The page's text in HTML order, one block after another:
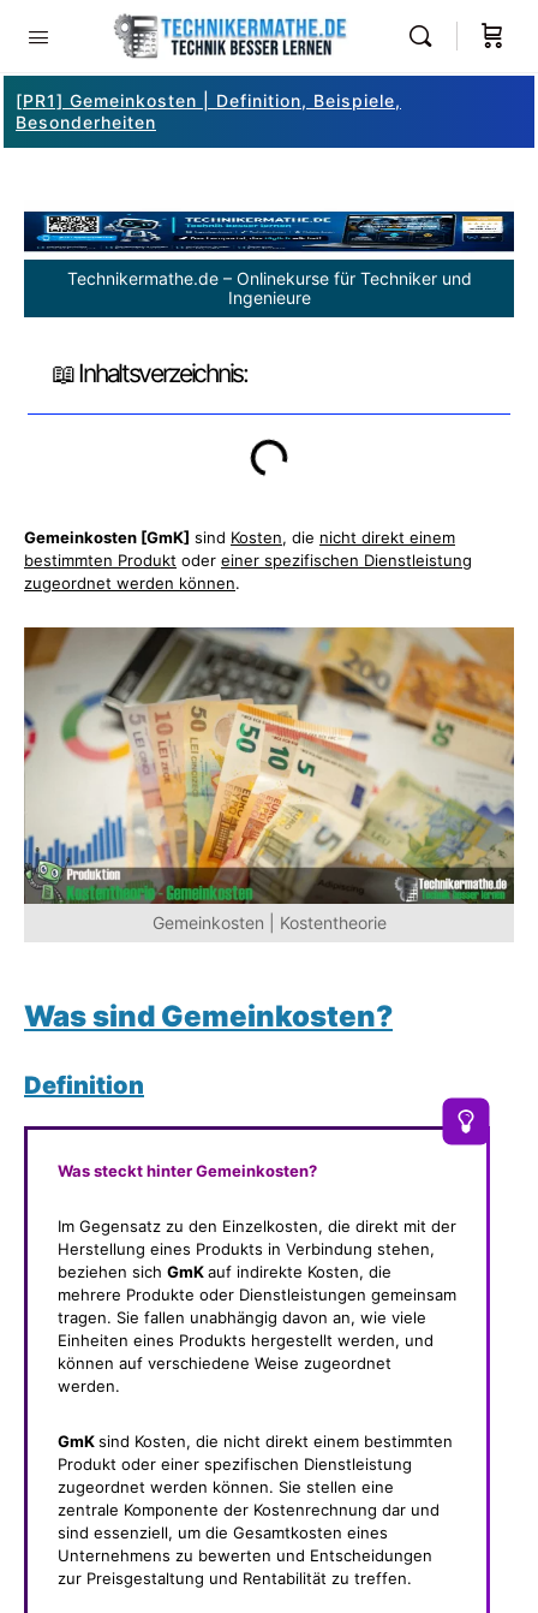
[PR1] Gemeinkosten | Definition, Beispiele,
Besonderheiten
Technikermathe.de – Onlinekurse für Techniker und
Ingenieure
📖 Inhaltsverzeichnis:
Gemeinkosten [GmK] sind Kosten, die nicht direkt einem
bestimmten Produkt oder einer spezifischen Dienstleistung
zugeordnet werden können.
Gemeinkosten | Kostentheorie
Was sind Gemeinkosten?
Definition
Was steckt hinter Gemeinkosten?
Im Gegensatz zu den Einzelkosten, die direkt mit der
Herstellung eines Produkts in Verbindung stehen,
beziehen sich GmKauf indirekte Kosten, die
mehrere Produkte oder Dienstleistungen gemeinsam
tragen. Sie fallen unabhängig davon an, wie viele
Einheiten eines Produkts hergestellt werden, und
können auf verschiedene Weise zugeordnet
werden.
GmKsind Kosten, die nicht direkt einem bestimmten
Produkt oder einer spezifischen Dienstleistung
zugeordnet werden können. Sie stellen eine
zentrale Komponente der Kostenrechnung dar und
sind essenziell, um die Gesamtkosten eines
Unternehmens zu bewerten und Entscheidungen
zur Preisgestaltung und Rentabilität zu treffen.